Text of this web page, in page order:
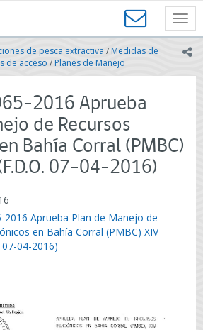
de pesca extractiva / Medidas de
de acceso / Planes de Manejo
2016 Aprueba
de Recursos
Bahía Corral (PMBC)
07-04-2016)
2016 Aprueba Plan de Manejo de
en Bahía Corral (PMBC) XIV
07-04-2016)